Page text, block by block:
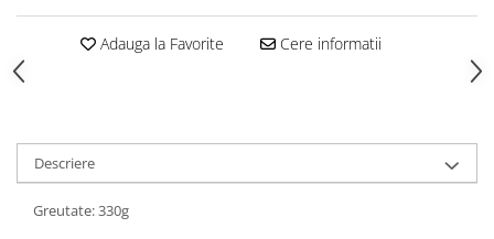
Adauga la Favorite Cere informatii
Descriere
Greutate: 330g